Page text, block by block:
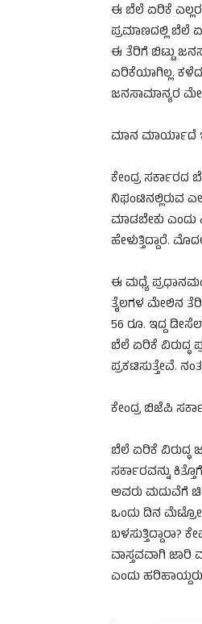
ಈ ಬೆಲೆ ಏರಿಕೆ ಎಲ್ಲರ
ಪ್ರಮಾಣದಲ್ಲಿ ಬೆಲೆ
ಈ ತೆರಿಗೆ ಬಿಟ್ಟು
ಏರಿಕೆಯಾಗಿಲ್ಲ.
ಜನಸಾಮಾನ್ಯರ
ಮಾನ ಮಾರ್ಯಾದೆ
ಕೇಂದ್ರ ಸರ್ಕಾರದ
ನಿಘಂಟಿನಲ್ಲಿರುವ
ಮಾಡಬೇಕು
ಹೇಳುತ್ತಿದ್ದಾರೆ.
ಈ ಮಧ್ಯೆ
ತೈಲಗಳ ಮೇಲಿನ
56 ರೂ. ಇದ್ದ
ಬೆಲೆ ಏರಿಕೆ ವಿರುದ್ಧ
ಪ್ರಕಟಿಸುತ್ತೇವೆ.
ಕೇಂದ್ರ ಬಿಜೆಪಿ
ಬೆಲೆ ಏರಿಕೆ ವಿರುದ್ಧ
ಸರ್ಕಾರವನ್ನು
ಅವರು ಮದುವೆಗೆ
ಒಂದು ದಿನ
ವಾಸ್ತವವಾಗಿ
ಎಂದು